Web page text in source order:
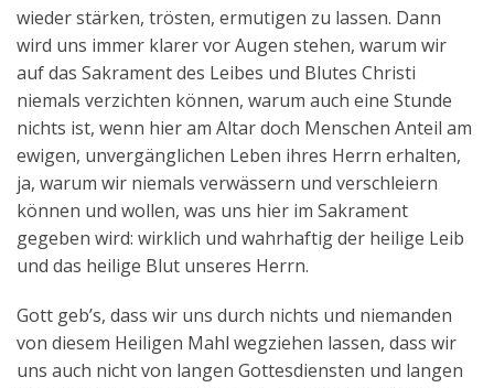
wieder stärken, trösten, ermutigen zu lassen. Dann
wird uns immer klarer vor Augen stehen, warum wir
auf das Sakrament des Leibes und Blutes Christi
niemals verzichten können, warum auch eine Stunde
nichts ist, wenn hier am Altar doch Menschen Anteil am
ewigen, unvergänglichen Leben ihres Herrn erhalten,
ja, warum wir niemals verwässern und verschleiern
können und wollen, was uns hier im Sakrament
gegeben wird: wirklich und wahrhaftig der heilige Leib
und das heilige Blut unseres Herrn.
Gott geb’s, dass wir uns durch nichts und niemanden
von diesem Heiligen Mahl wegziehen lassen, dass wir
uns auch nicht von langen Gottesdiensten und langen